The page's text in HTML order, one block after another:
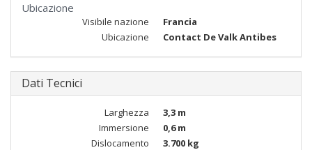
Ubicazione
Visibile nazione
Francia
Ubicazione
Contact De Valk Antibes
Dati Tecnici
Larghezza
3,3 m
Immersione
0,6 m
Dislocamento
3.700 kg